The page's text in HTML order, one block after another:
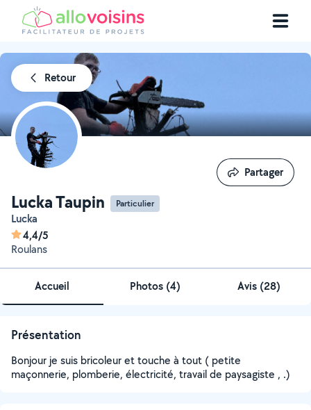
Retour
Lucka Taupin Particulier
Lucka
4,4/5
Roulans
Partager
Partager
Accueil Photos (4) Avis (28)
Présentation
Bonjour je suis bricoleur et touche à tout ( petite
maçonnerie, plomberie, électricité, travail de paysagiste , .)